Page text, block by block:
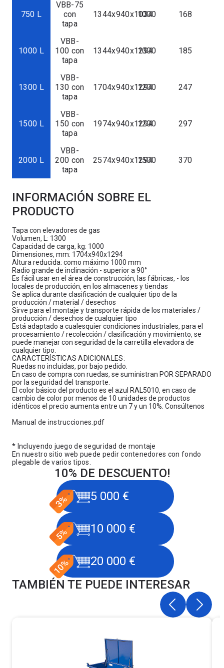
750 L
VBB-75
con
tapa
1344х940х1034
1000 168
1000 L
VBB-
100 con
tapa
1344х940х1294
1000 185
1300 L
VBB-
130 con
tapa
1704х940х1294
1200 247
1500 L
VBB-
150 con
tapa
1974х940х1294
1200 297
2000 L
VBB-
200 con
tapa
2574х940х1294
1500 370
INFORMACIÓN SOBRE EL
PRODUCTO
Tapa con elevadores de gas
Volumen, L: 1300
Capacidad de carga, kg: 1000
Dimensiones, mm: 1704х940х1294
Altura reducida: como máximo 1000 mm
Radio grande de inclinación - superior a 90°
Es fácil usar en el área de construcción, las fábricas, - los
locales de producción, en los almacenes y tiendas
Se aplica durante clasificación de cualquier tipo de la
producción / material / desechos
Sirve para el montaje y transporte rápida de los materiales /
producción / desechos de cualquier tipo
Está adaptado a cualesquier condiciones industriales, para el
procesamiento / recolección / clasificación y movimiento, se
puede manejar con seguridad de la carretilla elevadora de
cualquier tipo.
CARACTERÍSTICAS ADICIONALES:
Ruedas no incluidas, por bajo pedido.
En caso de compra con ruedas, se suministran POR SEPARADO
por la seguridad del transporte.
El color básico del producto es el azul RAL5010, en caso de
cambio de color por menos de 10 unidades de productos
idénticos el precio aumenta entre un 7 y un 10%. Сonsúltenos
Manual de instrucciones.pdf
* Incluyendo juego de seguridad de montaje
En nuestro sitio web puede pedir contenedores con fondo
plegable de varios tipos.
10% DE DESCUENTO!
5 000 €
10 000 €
20 000 €
TAMBIÉN TE PUEDE INTERESAR